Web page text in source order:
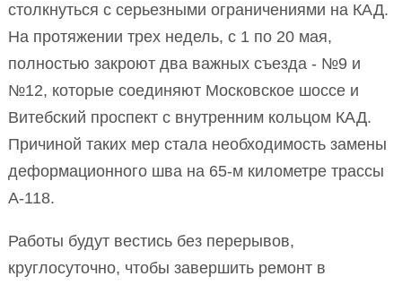
столкнуться с серьезными ограничениями на КАД.
На протяжении трех недель, с 1 по 20 мая,
полностью закроют два важных съезда - №9 и
№12, которые соединяют Московское шоссе и
Витебский проспект с внутренним кольцом КАД.
Причиной таких мер стала необходимость замены
деформационного шва на 65-м километре трассы
А-118.
Работы будут вестись без перерывов,
круглосуточно, чтобы завершить ремонт в